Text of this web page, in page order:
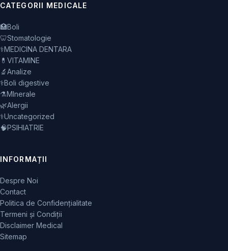
CATEGORII MEDICALE
🏥Boli
🦷Stomatologie
⚕️MEDICINA DENTARA
💊 VITAMINE
🔬Analize
⚕️Boli digestive
⚗️MInerale
🌿Alergii
⚕️Uncategorized
🧠PSIHIATRIE
INFORMAȚII
Despre Noi
Contact
Politica de Confidențialitate
Termeni și Condiții
Disclaimer Medical
Sitemap